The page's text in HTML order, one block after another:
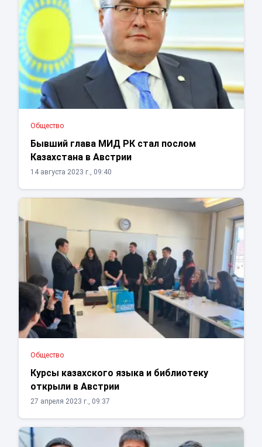
Общество
Бывший глава МИД РК стал послом
Казахстана в Австрии
14 августа 2023 г., 09:40
Общество
Курсы казахского языка и библиотеку
открыли в Австрии
27 апреля 2023 г., 09:37